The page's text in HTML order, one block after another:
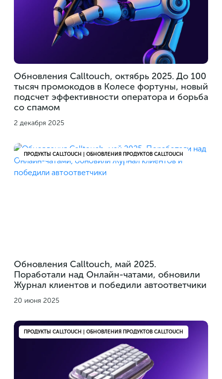
Обновления Calltouch, октябрь 2025. До 100
тысяч промокодов в Колесе фортуны, новый
подсчет эффективности оператора и борьба
со спамом
2 декабря 2025
ПРОДУКТЫ CALLTOUCH | ОБНОВЛЕНИЯ ПРОДУКТОВ CALLTOUCH
Обновления Calltouch, май 2025.
Поработали над Онлайн-чатами, обновили
Журнал клиентов и победили автоответчики
20 июня 2025
ПРОДУКТЫ CALLTOUCH | ОБНОВЛЕНИЯ ПРОДУКТОВ CALLTOUCH